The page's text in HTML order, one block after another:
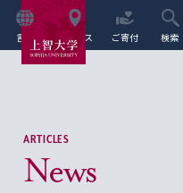
言語 アクセス ご寄付 検索
ARTICLES
News